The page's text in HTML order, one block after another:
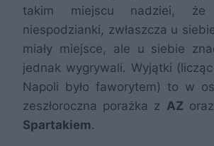
2018/19 1/4 LE
2019/201/8 LM
takim miejscu nadziei, że
niespodzianki, zwłaszcza u
miały miejsce, ale u siebie
jednak wygrywali. Wyjątki
Napoli było faworytem) to w
zeszłoroczna porażka z AZ
Spartakiem.